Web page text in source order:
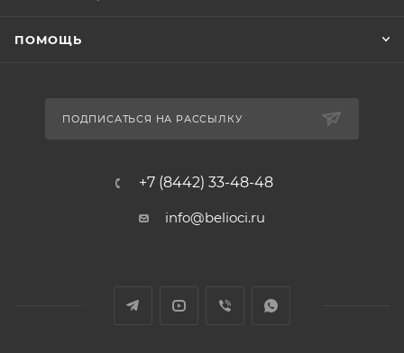
ПОМОЩЬ
ПОДПИСАТЬСЯ НА РАССЫЛКУ
+7 (8442) 33-48-48
info@belioci.ru